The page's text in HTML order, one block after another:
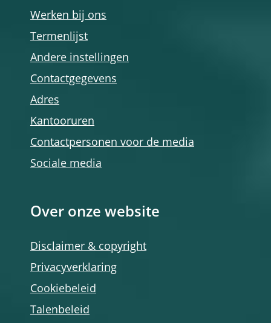
Werken bij ons
Termenlijst
Andere instellingen
Contactgegevens
Adres
Kantooruren
Contactpersonen voor de media
Sociale media
Over onze website
Disclaimer & copyright
Privacyverklaring
Cookiebeleid
Talenbeleid